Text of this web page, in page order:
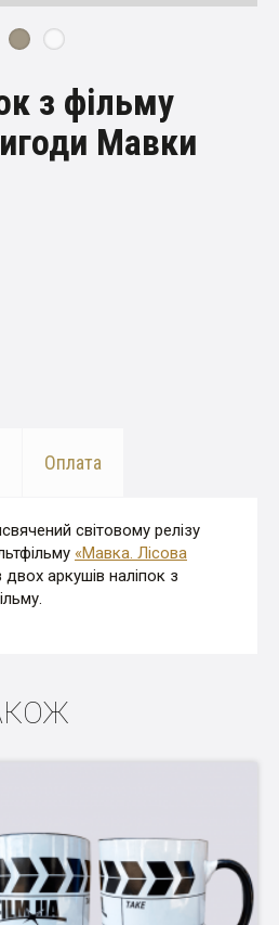
з фільму
Мавки
Оплата
світовому релізу
«Мавка. Лісова
аркушів наліпок з